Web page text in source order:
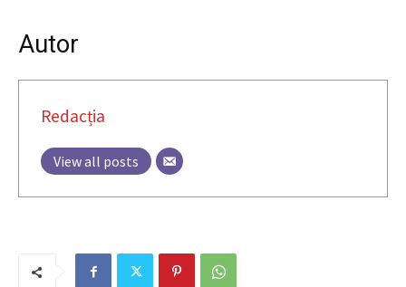
Autor
Redacția
View all posts